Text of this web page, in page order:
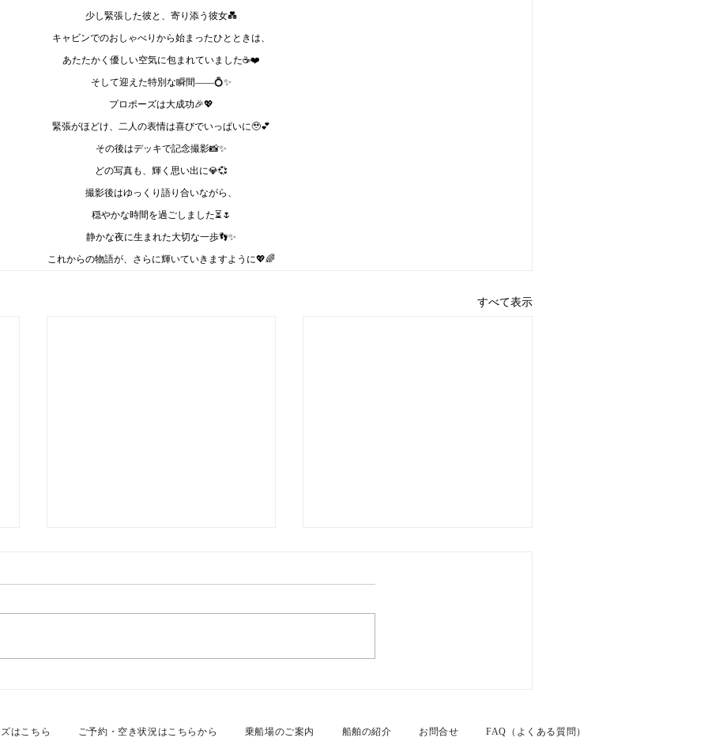
少し緊張した彼と、寄り添う彼女💑
キャビンでのおしゃべりから始まったひとときは、
あたたかく優しい空気に包まれていました☕️❤️
そして迎えた特別な瞬間――💍✨
プロポーズは大成功🎉💖
緊張がほどけ、二人の表情は喜びでいっぱいに🥹💕
その後はデッキで記念撮影📸✨
どの写真も、輝く思い出に💎💞
撮影後はゆっくり語り合いながら、
穏やかな時間を過ごしました⏳🌷
静かな夜に生まれた大切な一歩👣✨
これからの物語が、さらに輝いていきますように💖🌈
すべて表示
はこちら ご予約・空き状況はこちらから 乗船場のご案内 船舶の紹介 お問合せ FAQ（よくある質問）